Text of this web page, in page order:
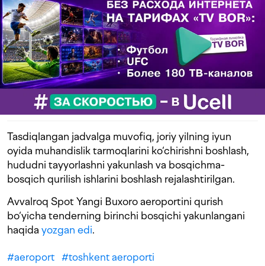
Tasdiqlangan jadvalga muvofiq, joriy yilning iyun
oyida muhandislik tarmoqlarini ko‘chirishni boshlash,
hududni tayyorlashni yakunlash va bosqichma-
bosqich qurilish ishlarini boshlash rejalashtirilgan.
Avvalroq Spot Yangi Buxoro aeroportini qurish
bo‘yicha tenderning birinchi bosqichi yakunlangani
haqida yozgan edi.
#aeroport #toshkent aeroporti